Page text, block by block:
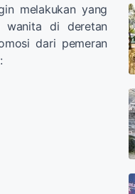
melakukan yang
wanita di deretan
dari pemeran